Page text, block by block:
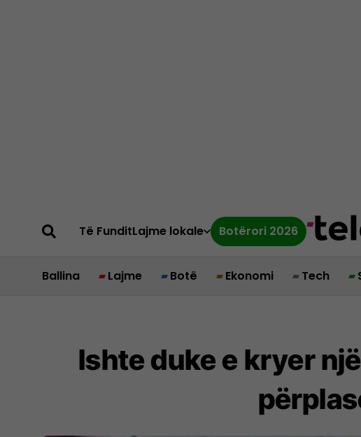
Të FunditLajme lokale Botërori 2026
Ballina Lajme Botë Ekonomi Tech
Ishte duke e kryer